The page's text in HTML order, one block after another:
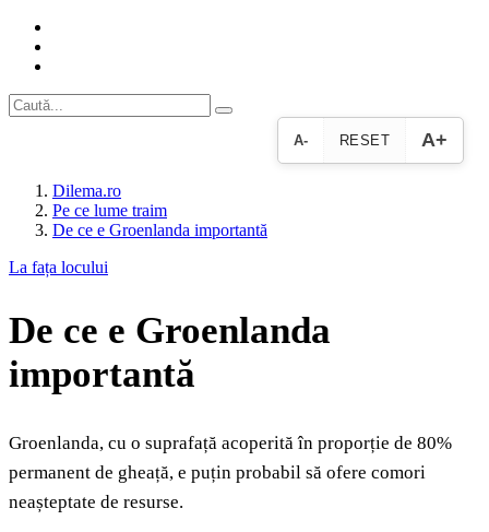
A- RESET A+
Dilema.ro
Pe ce lume traim
De ce e Groenlanda importantă
La fața locului
De ce e Groenlanda
importantă
Groenlanda, cu o suprafață acoperită în proporție de 80%
permanent de gheață, e puțin probabil să ofere comori
neașteptate de resurse.